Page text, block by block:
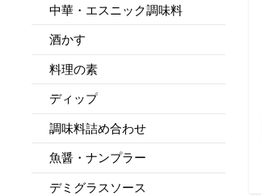
中華・エスニック調味料
酒かす
料理の素
ディップ
調味料詰め合わせ
魚醤・ナンプラー
デミグラスソース